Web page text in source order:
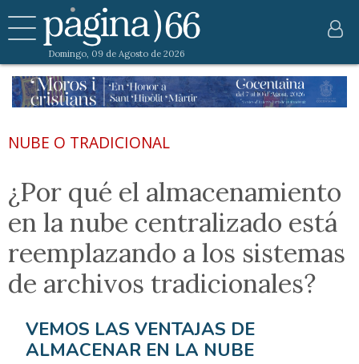
Domingo, 09 de Agosto de 2026
NUBE O TRADICIONAL
¿Por qué el almacenamiento
en la nube centralizado está
reemplazando a los sistemas
de archivos tradicionales?
VEMOS LAS VENTAJAS DE
ALMACENAR EN LA NUBE